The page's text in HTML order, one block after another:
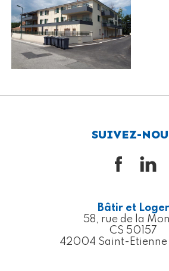
SUIVEZ-
Bâtir et Loger
58, rue de la
CS 50157
42004 Saint-Etienne